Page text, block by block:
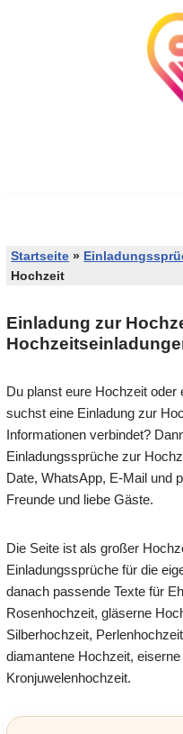
Startseite »
Hochzeit
Einladung zur
Du planst eure Hochzeit oder
suchst eine Einladung zur
Informationen verbindet?
Einladungssprüche zur
Date, WhatsApp, E-Mail und
Freunde und liebe Gäste.
Die Seite ist als großer
Einladungssprüche für die
danach passende Texte für
Rosenhochzeit, gläserne
Silberhochzeit,
diamantene Hochzeit,
Kronjuwelenhochzeit.